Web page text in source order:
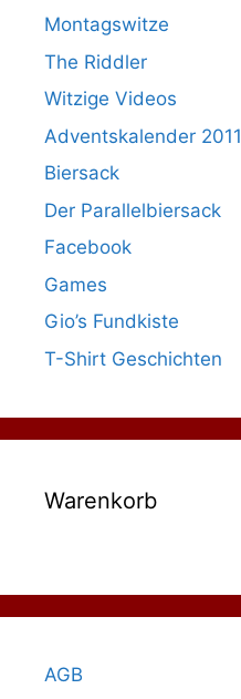
Montagswitze
The Riddler
Witzige Videos
Adventskalender 2011
Biersack
Der Parallelbiersack
Facebook
Games
Gio’s Fundkiste
T-Shirt Geschichten
Warenkorb
AGB